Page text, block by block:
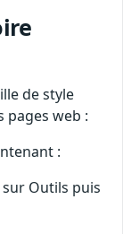
de style
pages web :
:
Outils puis